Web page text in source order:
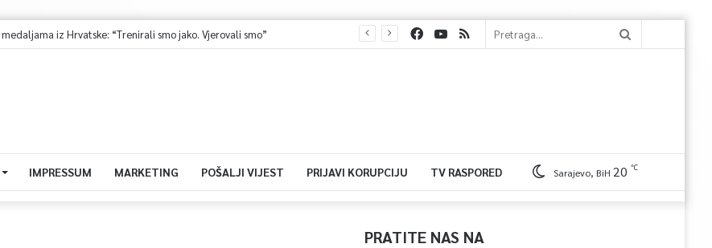
IMPRESSUM MARKETING POŠALJI VIJEST PRIJAVI KORUPCIJU TV RASPORED Sarajevo, BiH 20 ℃
PRATITE NAS NA